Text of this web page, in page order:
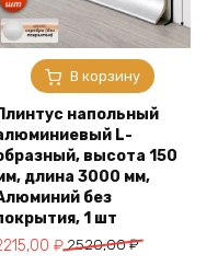
В корзину
напольный
L-
высота 150
длина 3000 мм,
без
1 шт
2520,00₽
₽